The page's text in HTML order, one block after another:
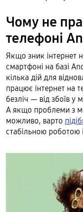
Чому не
телефоні
Якщо зник інтернет
смартфоні на базі
кілька дій для
працює інтернет на
безліч — від збоїв
А якщо проблеми з
можливо, варто
стабільною роботою